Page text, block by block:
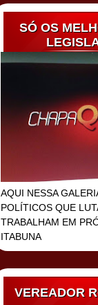
SÓ OS
AQUI NESSA
POLÍTICOS QUE
TRABALHAM EM
ITABUNA
VEREADOR